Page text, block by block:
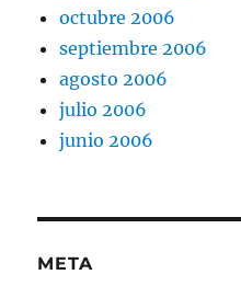
octubre 2006
septiembre 2006
agosto 2006
julio 2006
junio 2006
META